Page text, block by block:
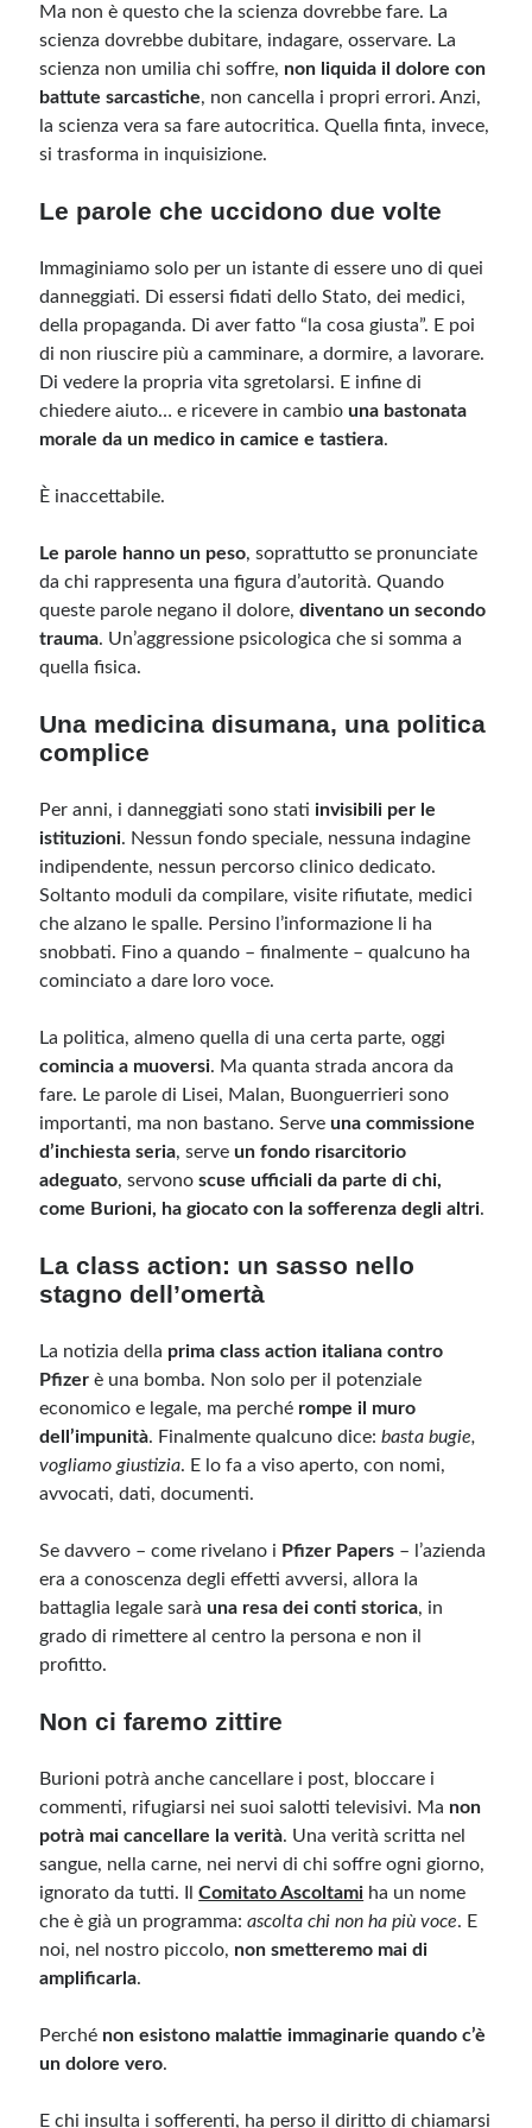
Ma non è questo che la scienza dovrebbe fare. La
scienza dovrebbe dubitare, indagare, osservare. La
scienza non umilia chi soffre, non liquida il dolore con
battute sarcastiche, non cancella i propri errori. Anzi,
la scienza vera sa fare autocritica. Quella finta, invece,
si trasforma in inquisizione.
Le parole che uccidono due volte
Immaginiamo solo per un istante di essere uno di quei
danneggiati. Di essersi fidati dello Stato, dei medici,
della propaganda. Di aver fatto “la cosa giusta”. E poi
di non riuscire più a camminare, a dormire, a lavorare.
Di vedere la propria vita sgretolarsi. E infine di
chiedere aiuto… e ricevere in cambiouna bastonata
morale da un medico in camice e tastiera.
È inaccettabile.
Le parole hanno un peso, soprattutto se pronunciate
da chi rappresenta una figura d’autorità. Quando
queste parole negano il dolore,diventano un secondo
trauma. Un’aggressione psicologica che si somma a
quella fisica.
Una medicina disumana, una politica
complice
Per anni, i danneggiati sono statiinvisibili per le
istituzioni. Nessun fondo speciale, nessuna indagine
indipendente, nessun percorso clinico dedicato.
Soltanto moduli da compilare, visite rifiutate, medici
che alzano le spalle. Persino l’informazione li ha
snobbati. Fino a quando – finalmente – qualcuno ha
cominciato a dare loro voce.
La politica, almeno quella di una certa parte, oggi
comincia a muoversi. Ma quanta strada ancora da
fare. Le parole di Lisei, Malan, Buonguerrieri sono
importanti, ma non bastano. Serveuna commissione
d’inchiesta seria, serveun fondo risarcitorio
adeguato, servonoscuse ufficiali da parte di chi,
come Burioni, ha giocato con la sofferenza degli altri.
La class action: un sasso nello
stagno dell’omertà
La notizia della prima class action italiana contro
Pfizer è una bomba. Non solo per il potenziale
economico e legale, ma perché rompe il muro
dell’impunità. Finalmente qualcuno dice:basta bugie,
vogliamo giustizia. E lo fa a viso aperto, con nomi,
avvocati, dati, documenti.
Se davvero – come rivelano i Pfizer Papers – l’azienda
era a conoscenza degli effetti avversi, allora la
battaglia legale saràuna resa dei conti storica, in
grado di rimettere al centro la persona e non il
profitto.
Non ci faremo zittire
Burioni potrà anche cancellare i post, bloccare i
commenti, rifugiarsi nei suoi salotti televisivi. Ma non
potrà mai cancellare la verità. Una verità scritta nel
sangue, nella carne, nei nervi di chi soffre ogni giorno,
ignorato da tutti. IlComitato Ascoltami ha un nome
che è già un programma:ascolta chi non ha più voce. E
noi, nel nostro piccolo, non smetteremo mai di
amplificarla.
Perché non esistono malattie immaginarie quando c’è
un dolore vero.
E chi insulta i sofferenti, ha perso il diritto di chiamarsi